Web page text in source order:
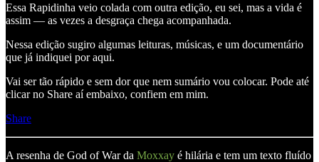
Essa Rapidinha veio colada com outra edição, eu sei, mas a vida é
assim — as vezes a desgraça chega acompanhada.
Nessa edição sugiro algumas leituras, músicas, e um documentário
que já indiquei por aqui.
Vai ser tão rápido e sem dor que nem sumário vou colocar. Pode até
clicar no Share aí embaixo, confiem em mim.
Share
A resenha de God of War da Moxxay é hilária e tem um texto fluído